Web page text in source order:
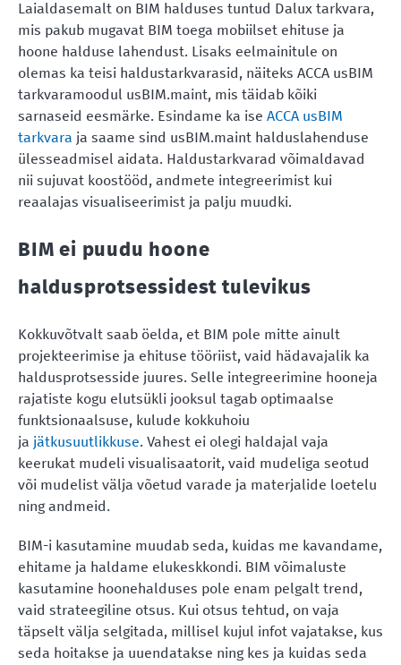
Laialdasemalt on BIM halduses tuntud Dalux tarkvara,
mis pakub mugavat BIM toega mobiilset ehituse ja
hoone halduse lahendust. Lisaks eelmainitule on
olemas ka teisi haldustarkvarasid, näiteks ACCA usBIM
tarkvaramoodul usBIM.maint, mis täidab kõiki
sarnaseid eesmärke. Esindame ka ise ACCA usBIM
tarkvara ja saame sind usBIM.maint halduslahenduse
ülesseadmisel aidata. Haldustarkvarad võimaldavad
nii sujuvat koostööd, andmete integreerimist kui
reaalajas visualiseerimist ja palju muudki.
BIM ei puudu hoone
haldusprotsessidest tulevikus
Kokkuvõtvalt saab öelda, et BIM pole mitte ainult
projekteerimise ja ehituse tööriist, vaid hädavajalik ka
haldusprotsesside juures. Selle integreerimine hooneja
rajatiste kogu elutsükli jooksul tagab optimaalse
funktsionaalsuse, kulude kokkuhoiu
ja jätkusuutlikkuse. Vahest ei olegi haldajal vaja
keerukat mudeli visualisaatorit, vaid mudeliga seotud
või mudelist välja võetud varade ja materjalide loetelu
ning andmeid.
BIM-i kasutamine muudab seda, kuidas me kavandame,
ehitame ja haldame elukeskkondi. BIM võimaluste
kasutamine hoonehalduses pole enam pelgalt trend,
vaid strateegiline otsus. Kui otsus tehtud, on vaja
täpselt välja selgitada, millisel kujul infot vajatakse, kus
seda hoitakse ja uuendatakse ning kes ja kuidas seda